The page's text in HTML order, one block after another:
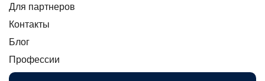
Для партнеров
Контакты
Блог
Профессии